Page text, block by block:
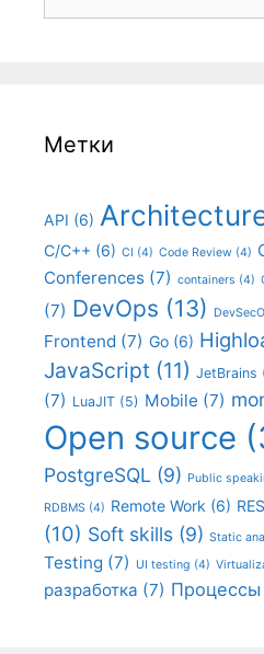
Метки
API (6)
C/C++ (6) CI (4) Code Review (4)
Conferences (7) containers (4)
(7) DevOps (13)
Frontend (7) Go (6)
JavaScript (11) JetBrains
(7) LuaJIT (5) Mobile (7)
Open source
PostgreSQL (9) Public
RDBMS (4) Remote Work (6)
(10) Soft skills (9) Static
Testing (7) UI testing (4)
разработка (7) Процессы